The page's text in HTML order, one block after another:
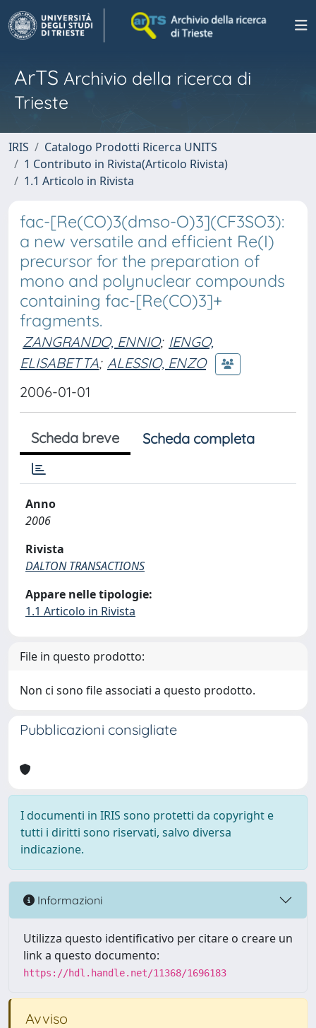
ArTS Archivio della ricerca di
Trieste
IRIS
Catalogo Prodotti Ricerca UNITS
1 Contributo in Rivista(Articolo Rivista)
1.1 Articolo in Rivista
fac-[Re(CO)3(dmso-O)3](CF3SO3):
a new versatile and efficient Re(I)
precursor for the preparation of
mono and polynuclear compounds
containing fac-[Re(CO)3]+
fragments.
ZANGRANDO, ENNIO; IENGO,
ELISABETTA; ALESSIO, ENZO
2006-01-01
Scheda breve Scheda completa
Anno
2006
Rivista
DALTON TRANSACTIONS
Appare nelle tipologie:
1.1 Articolo in Rivista
File in questo prodotto:
Non ci sono file associati a questo prodotto.
Pubblicazioni consigliate
I documenti in IRIS sono protetti da copyright e
tutti i diritti sono riservati, salvo diversa
indicazione.
Informazioni
Utilizza questo identificativo per citare o creare un
link a questo documento:
https://hdl.handle.net/11368/1696183
Avviso